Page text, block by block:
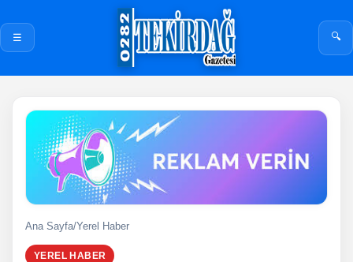
☰ 🔍
Ana Sayfa/Yerel Haber
YEREL HABER